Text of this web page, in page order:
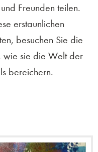
Freunden teilen.
erstaunlichen
besuchen Sie die
wie sie die Welt der
bereichern.